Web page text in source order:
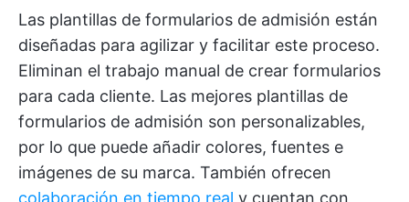
Las plantillas de formularios de admisión están
diseñadas para agilizar y facilitar este proceso.
Eliminan el trabajo manual de crear formularios
para cada cliente. Las mejores plantillas de
formularios de admisión son personalizables,
por lo que puede añadir colores, fuentes e
imágenes de su marca. También ofrecen
colaboración en tiempo real y cuentan con